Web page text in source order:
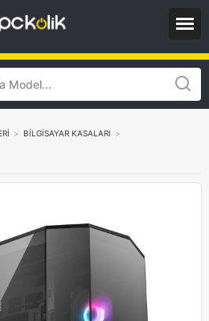
> BİLGİSAYAR KASALARI >